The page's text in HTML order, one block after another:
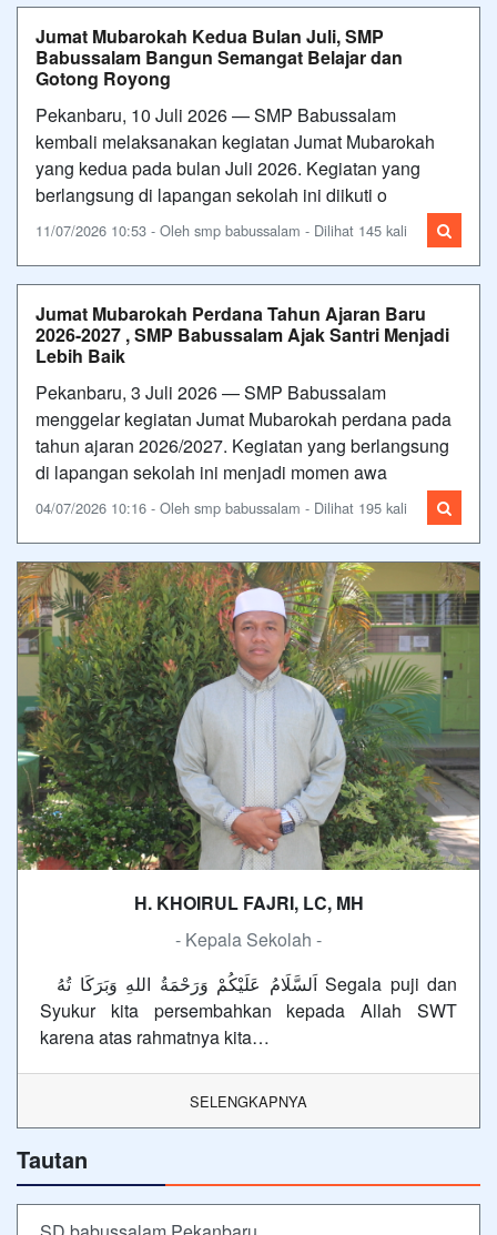
Jumat Mubarokah Kedua Bulan Juli, SMP
Babussalam Bangun Semangat Belajar dan
Gotong Royong
Pekanbaru, 10 Juli 2026 — SMP Babussalam
kembali melaksanakan kegiatan Jumat Mubarokah
yang kedua pada bulan Juli 2026. Kegiatan yang
berlangsung di lapangan sekolah ini diikuti o
11/07/2026 10:53 - Oleh smp babussalam - Dilihat 145 kali
Jumat Mubarokah Perdana Tahun Ajaran Baru
2026-2027 , SMP Babussalam Ajak Santri Menjadi
Lebih Baik
Pekanbaru, 3 Juli 2026 — SMP Babussalam
menggelar kegiatan Jumat Mubarokah perdana pada
tahun ajaran 2026/2027. Kegiatan yang berlangsung
di lapangan sekolah ini menjadi momen awa
04/07/2026 10:16 - Oleh smp babussalam - Dilihat 195 kali
H. KHOIRUL FAJRI, LC, MH
- Kepala Sekolah -
Syukur kita persembahkan kepada Allah SWT
karena atas rahmatnya kita…
SELENGKAPNYA
Tautan